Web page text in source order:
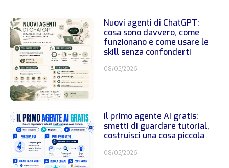
Nuovi agenti di ChatGPT:
cosa sono davvero, come
funzionano e come usare le
skill senza confonderti
08/05/2026
Il primo agente AI gratis:
smetti di guardare tutorial,
costruisci una cosa piccola
08/05/2026